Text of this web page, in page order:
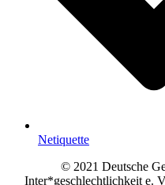
Netiquette
© 2021 Deutsche
Inter*geschlechtlichkeit e.